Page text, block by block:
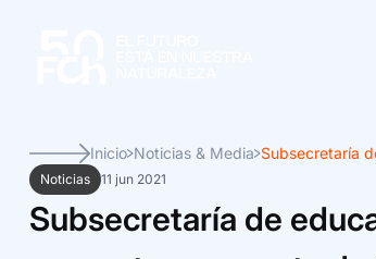
Inicio Noticias & Media Subsecretaría
Noticias 11 jun 2021
Subsecretaría de